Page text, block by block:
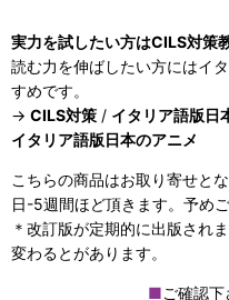
実力を試したい方はCILS対策
読む力を伸ばしたい方にはイ
すめです。
→ CILS対策 / イタリア語版日
イタリア語版日本のアニメ
こちらの商品はお取り寄せと
日-5週間ほど頂きます。予め
＊改訂版が定期的に出版され
変わるとがあります。
■ご確認